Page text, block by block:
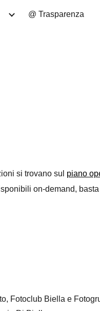
@ Trasparenza
si trovano sul piano
on-demand,
Fotoclub Biella e